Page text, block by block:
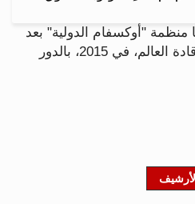
منظمة "أوكسفام الدولية" بعد
مرور 5 سنوات على التزام قادة العالم، في 2015، بالدور
الأرشيف